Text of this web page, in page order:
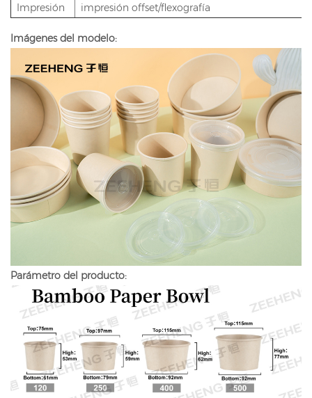
Impresión impresión offset/flexografía
Imágenes del modelo:
Parámetro del producto: